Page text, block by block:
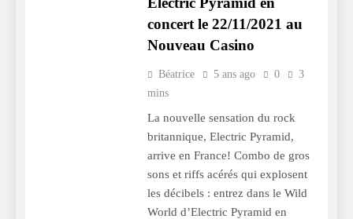
concert le 22/11/2021 au
Nouveau Casino
Béatrice 5 ans ago 0
3
mins
La nouvelle sensation du rock
britannique, Electric Pyramid,
arrive en France! Combo de gros
sons et riffs acérés qui explosent
les décibels : entrez dans le Wild
World d’Electric Pyramid en